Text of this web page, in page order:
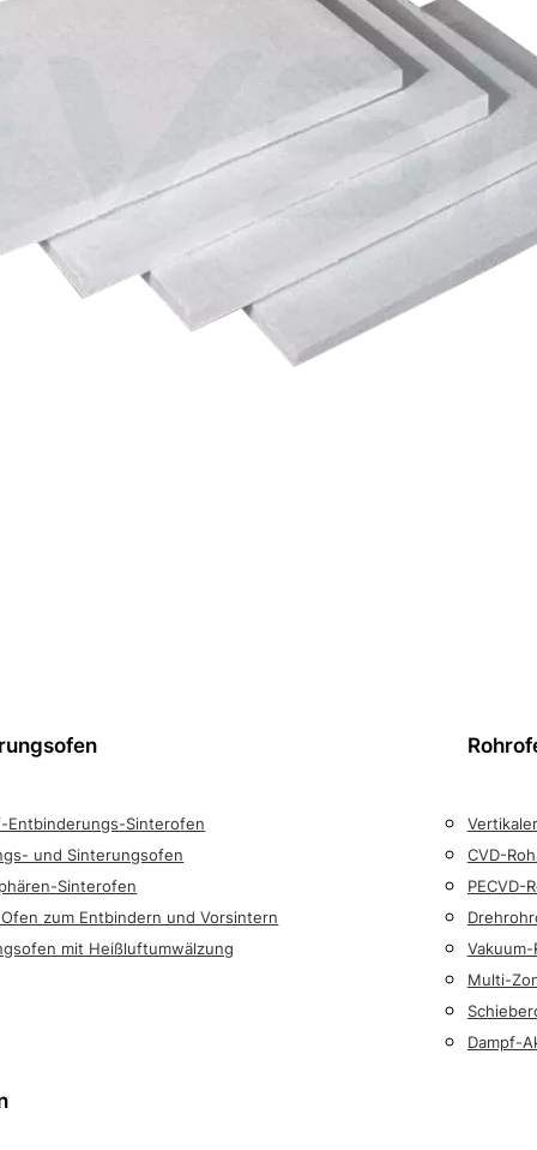
Entbinderungs-Sinterofen
und Sinterungsofen
Sinterofen
zum Entbindern und Vorsintern
mit Heißluftumwälzung
CVD-
PECVD-
Multi-
Dampf-